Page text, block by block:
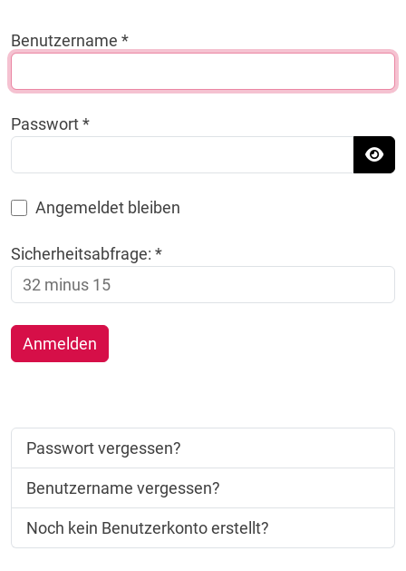
Benutzername *
Passwort*
Angemeldet bleiben
Sicherheitsabfrage: *
Anmelden
Passwort vergessen?
Benutzername vergessen?
Noch kein Benutzerkonto erstellt?